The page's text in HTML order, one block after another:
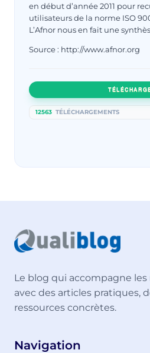
en début d’année 2011 pour
utilisateurs de la norme ISO
L’Afnor nous en fait une
Source : http://www.afnor.org
12563 TÉLÉCHARGEMENTS
Le blog qui accompagne les
avec des articles pratiques,
ressources concrètes.
Navigation